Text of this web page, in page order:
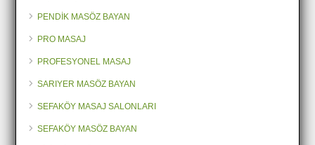
PENDİK MASÖZ BAYAN
PRO MASAJ
PROFESYONEL MASAJ
SARIYER MASÖZ BAYAN
SEFAKÖY MASAJ SALONLARI
SEFAKÖY MASÖZ BAYAN